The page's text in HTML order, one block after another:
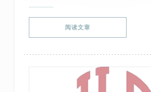
阅读文章((在新窗口中打开))